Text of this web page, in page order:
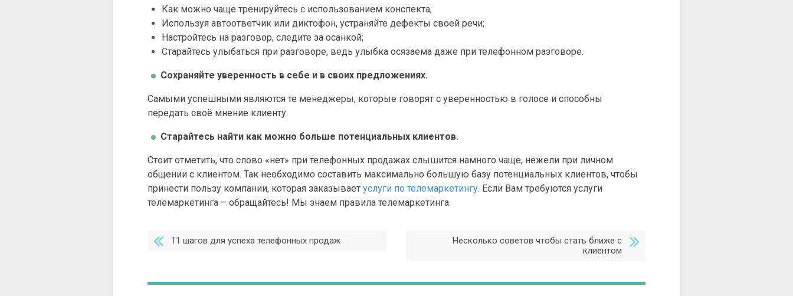
Как можно чаще тренируйтесь с использованием конспекта;
Используя автоответчик или диктофон, устраняйте дефекты своей речи;
Настройтесь на разговор, следите за осанкой;
Старайтесь улыбаться при разговоре, ведь улыбка осязаема даже при телефонном разговоре.
Сохраняйте уверенность в себе и в своих предложениях.
Самыми успешными являются те менеджеры, которые говорят с уверенностью в голосе и способны
передать своё мнение клиенту.
Старайтесь найти как можно больше потенциальных клиентов.
Стоит отметить, что слово «нет» при телефонных продажах слышится намного чаще, нежели при личном
общении с клиентом. Так необходимо составить максимально большую базу потенциальных клиентов, чтобы
принести пользу компании, которая заказывает услуги по телемаркетингу. Если Вам требуются услуги
телемаркетинга – обращайтесь! Мы знаем правила телемаркетинга.
Несколько советов чтобы стать ближе с
клиентом
11 шагов для успеха телефонных продаж